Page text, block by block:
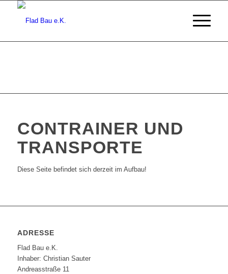
CONTRAINER UND
TRANSPORTE
Diese Seite befindet sich derzeit im Aufbau!
ADRESSE
Flad Bau e.K.
Inhaber: Christian Sauter
Andreasstraße 11